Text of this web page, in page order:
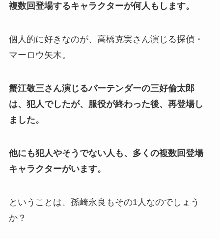
複数回登場するキャラクターが何人もします。
個人的に好きなのが、高橋克実さん演じる探偵・
マーロウ矢木。
蟹江敬三さん演じるバーテンダーの三好倫太郎
は、犯人でしたが、服役が終わった後、再登場し
ました。
他にも犯人やそうでない人も、多くの複数回登場
キャラクターがいます。
ということは、孫崎永良もその1人なのでしょう
か？